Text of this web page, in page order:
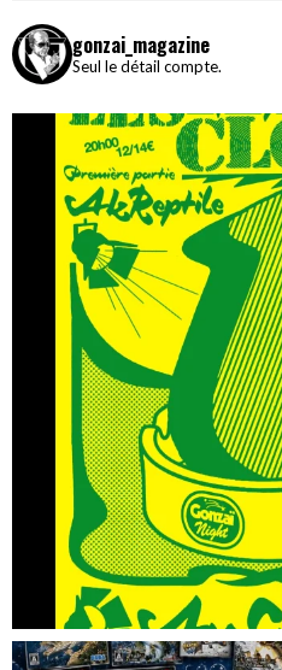
gonzai_magazine
Seul le détail compte.